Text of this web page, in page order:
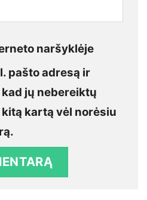
naršyklėje
pašto adresą ir
jų nebereiktų
kartą vėl norėsiu